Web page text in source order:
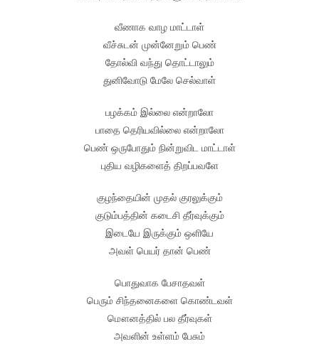
வீணாக வாழ மாட்டாள்
வீச்சுடன் முன்னேறும் பெண்
தோல்வி வந்து தொட்டாலும்
துனிவோடு மேலே செல்வாள்
பழக்கம் இல்லை என்றாலோ
பாதை தெரியவில்லை என்றாலோ
பெண் ஒருபோதும் நின்றுவிட மாட்டாள்
புதிய வழிகளைத் திறப்பவளே
குழந்தையின் முதல் குரலுக்கும்
குடும்பத்தின் கடைசி தீர்வுக்கும்
இடையே இருக்கும் ஒளியே
அவள் பெயர் தான் பெண்
பொதுவாக பேசாதவள்
பெரும் சிந்தனைகளை கொண்டவள்
மௌனத்தில் பல தீர்வுகள்
அவளின் உள்ளம் பேசும்